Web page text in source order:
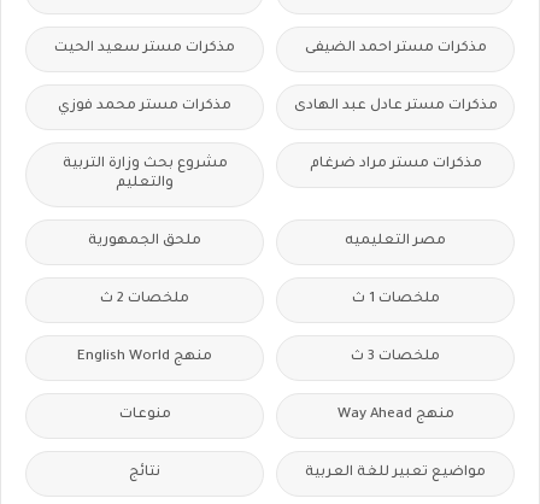
مذكرات مستر احمد الضيفى مذكرات مستر سعيد الحيت
مذكرات مستر عادل عبد الهادى مذكرات مستر محمد فوزي
مذكرات مستر مراد ضرغام
مشروع بحث وزارة التربية
والتعليم
مصر التعليميه ملحق الجمهورية
ملخصات 1 ث ملخصات 2 ث
ملخصات 3 ث منهج English World
منهج Way Ahead منوعات
مواضيع تعبير للغة العربية نتائج